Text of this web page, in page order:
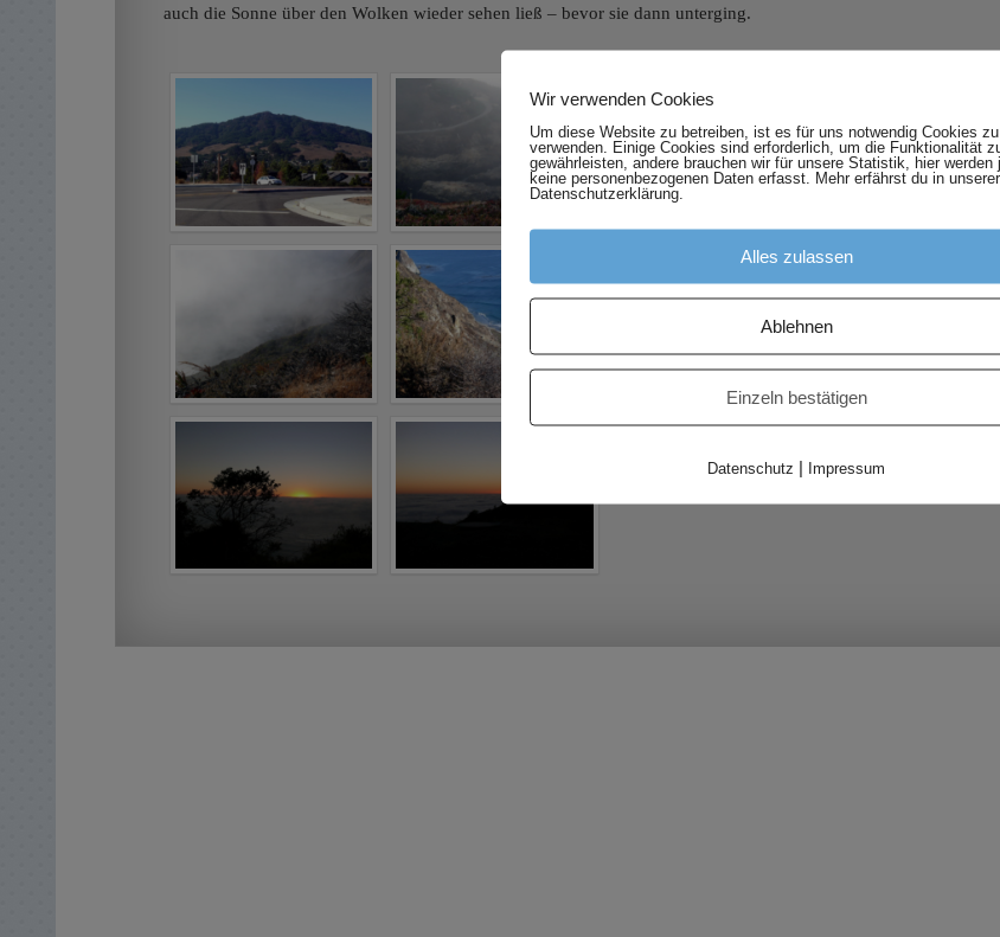
auch die Sonne über den Wolken wieder sehen ließ – bevor sie dann unterging.
Wir verwenden Cookies
Um diese Website zu betreiben, ist es für uns notwendig Cookies zu
verwenden. Einige Cookies sind erforderlich, um die Funktionalität
gewährleisten, andere brauchen wir für unsere Statistik, hier werden
keine personenbezogenen Daten erfasst. Mehr erfährst du in unserer
Datenschutzerklärung.
Alles zulassen
Ablehnen
Einzeln bestätigen
Datenschutz | Impressum